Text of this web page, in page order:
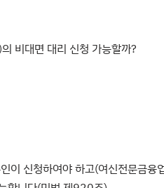
비대면 대리 신청 가능할까?
이 신청하여야 하고(여신전문금